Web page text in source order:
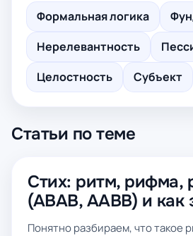
Формальная логика
Нерелевантность
Целостность
Субъект
Статьи по теме
Стих: ритм, рифма,
(ABAB, AABB) и как
Понятно разбираем, что такое